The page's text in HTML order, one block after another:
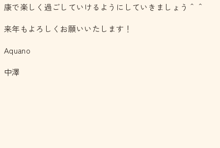
康で楽しく過ごしていけるようにしていきましょう＾＾
来年もよろしくお願いいたします！
Aquano
中澤